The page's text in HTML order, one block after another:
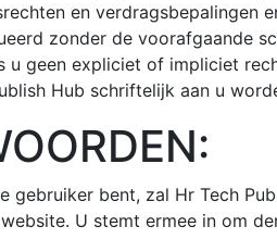
en
zonder de voorafgaande
u geen expliciet of impliciet
Hub schriftelijk aan u
gebruiker bent, zal Hr Tech
U stemt ermee in om